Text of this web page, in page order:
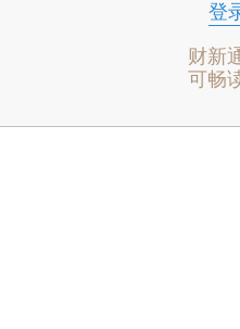
登
财新
可畅